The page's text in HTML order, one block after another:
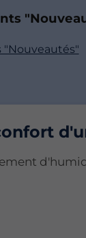
"Nouveautés"